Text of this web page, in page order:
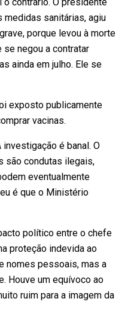
medidas sanitárias, agiu
porque levou à morte
negou a contratar
ainda em julho. Ele se
exposto publicamente
vacinas.
investigação é banal. O
são condutas ilegais,
eventualmente
é que o Ministério
político entre o chefe
proteção indevida ao
nomes pessoais, mas a
Houve um equívoco ao
ruim para a imagem da